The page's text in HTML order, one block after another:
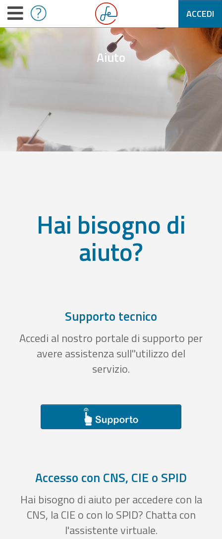
ACCEDI
Aiuto
Hai bisogno di
aiuto?
Supporto tecnico
Accedi al nostro portale di supporto per
avere assistenza sull''utilizzo del
servizio.
Accesso con CNS, CIE o SPID
Hai bisogno di aiuto per accedere con la
CNS, la CIE o con lo SPID? Chatta con
l'assistente virtuale.